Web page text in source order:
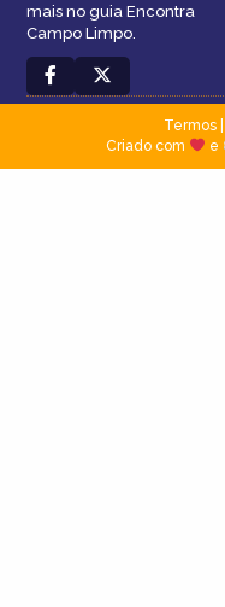
mais no guia Encontra
Campo Limpo.
Termos|
Criado com
e